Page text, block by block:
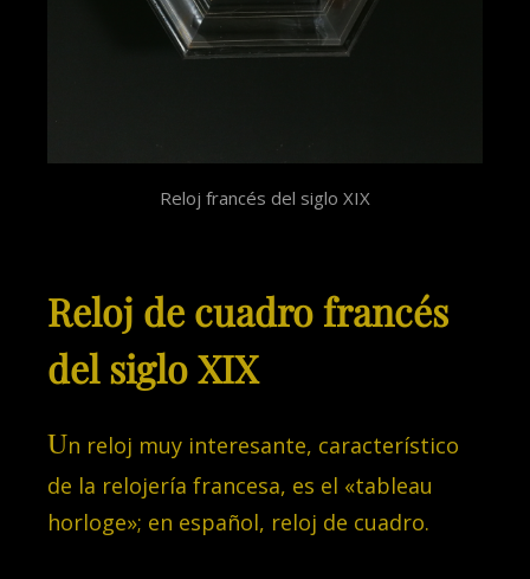
Reloj francés del siglo XIX
Reloj de cuadro francés
del siglo XIX
Un reloj muy interesante, característico
de la relojería francesa, es el «tableau
horloge»; en español, reloj de cuadro.